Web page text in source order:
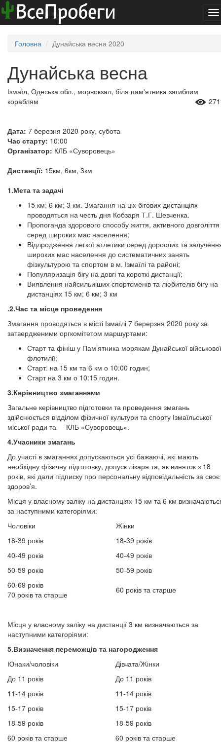
Головна Дунайська весна 2020
Дунайська весна
Ізмаїл, Одеська обл., морвокзал, біля пам'ятника загиблим
кораблям
Дата: 7 березня 2020 року, субота
Час старту: 10:00
Організатор: КЛБ «Суворовець»
Дистанції: 15км, 6км, 3км
1.Мета та задачі
15 км; 6 км; 3 км. Змагання на ціх бігових дистанціях
проводяться на честь дня Кобзаря Т.Г. Шевченка.
Пропоганда здорового способу життя, активного довголіття
серед широких мас населення;
Відлродження легкої атлетики серед дорослих та
широких мас населення до систематичних занять
фізкультурою та спортом в м. Ізмаїлі та районі;
Популяризація бігу на довгі та короткі дистанції;
Виявлення найсильиіших спортсменів та любителів бігу на
дистанціях 15 км; 6 км; 3 км
.2.Час та місце проведення
Змагання проводяться в місті Ізмаїлі 7 берерзня 2020 року за
затвердженими оргкомітетом маршуртами:
Старт та фініш у Пам’ятника морякам Дунайської військової
флотилії;
Старт: на 15 км та 6 км о 10:00 годин;
Старт на 3 км о 10:15 годин.
3.Керівництво змаганнями
Загальне керівництво підготовки та проведення змагань
здійснюється відділом фізичної культури та спорту Ізмаїльської
міської ради та КЛБ «Суворовець».
4.Учасники змагань
До участі в змаганнях допускаються усі бажаючі, які мають
необхідну фізичну підготовку, допуск лікаря та, як виняток з 18
років, які дали підписку про персональну відповідальність за своє
здоров’я.
Місця у власному заліку на дистанціях 15 км та 6 км
за наступними категоріями:
Чоловіки
Жінки
18-39 років
18-39 років
40-49 років
40-49 років
50-59 років
50-59 років
60-69 років
70 років та старше
60 років та старше
Місця у власному заліку на дистанції 3 км визначаються за
наступними категоріями:
5.Визначення переможців та нагородження
Юнаки/чоловіки
Дівчата/Жінки
До 11 років
До 11 років
11-14 років
11-14 років
15-17 років
15-17 років
18-59 років
18-59 років
60 років та старше
60 років та старше